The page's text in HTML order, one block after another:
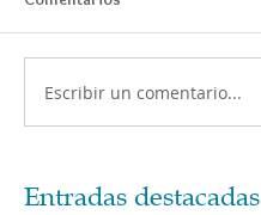
Escribir un comentario...
Entradas destacadas